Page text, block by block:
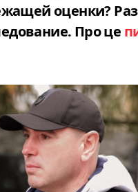
оценки?
Про це